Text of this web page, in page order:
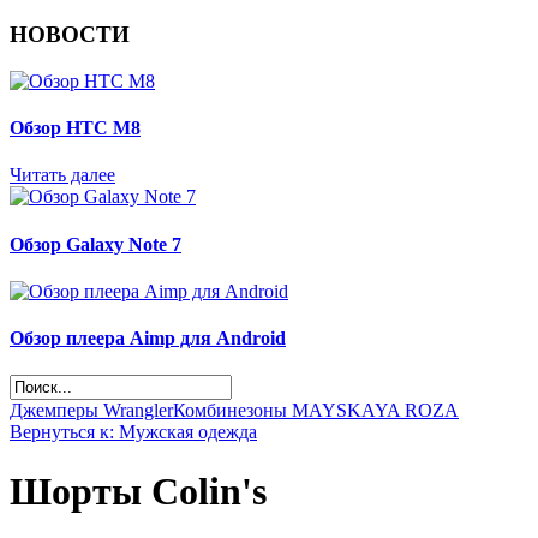
НОВОСТИ
Обзор НТС М8
Читать далее
Обзор Galaxy Note 7
Обзор плеера Aimp для Android
Джемперы WranglerКомбинезоны MAYSKAYA ROZA
Вернуться к: Мужская одежда
Шорты Colin's